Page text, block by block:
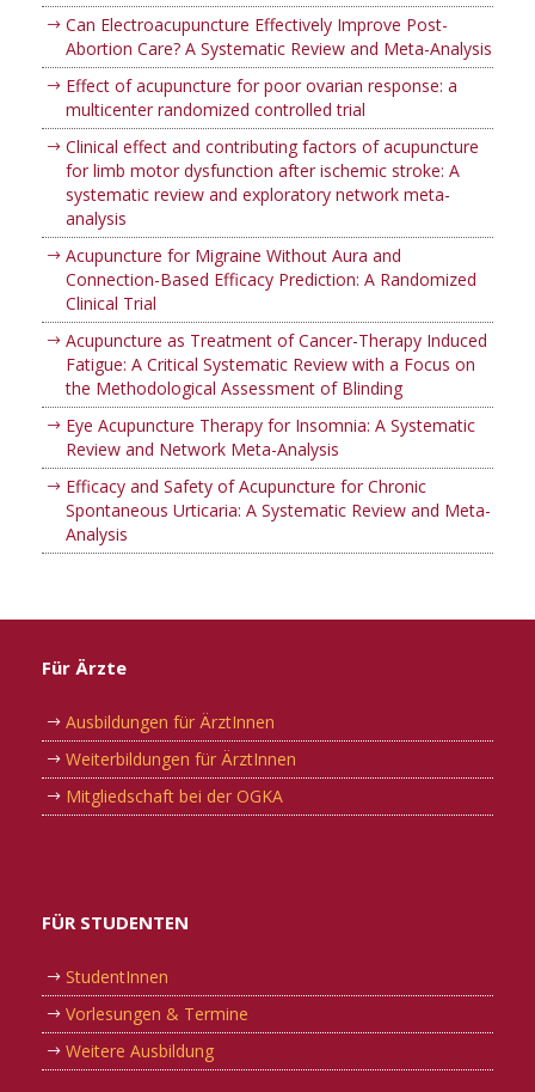
Can Electroacupuncture Effectively Improve Post-
Abortion Care? A Systematic Review and Meta-Analysis
Effect of acupuncture for poor ovarian response: a
multicenter randomized controlled trial
Clinical effect and contributing factors of acupuncture
for limb motor dysfunction after ischemic stroke: A
systematic review and exploratory network meta-
analysis
Acupuncture for Migraine Without Aura and
Connection-Based Efficacy Prediction: A Randomized
Clinical Trial
Acupuncture as Treatment of Cancer-Therapy Induced
Fatigue: A Critical Systematic Review with a Focus on
the Methodological Assessment of Blinding
Eye Acupuncture Therapy for Insomnia: A Systematic
Review and Network Meta-Analysis
Efficacy and Safety of Acupuncture for Chronic
Spontaneous Urticaria: A Systematic Review and Meta-
Analysis
Für Ärzte
Ausbildungen für ÄrztInnen
Weiterbildungen für ÄrztInnen
Mitgliedschaft bei der OGKA
FÜR STUDENTEN
StudentInnen
Vorlesungen & Termine
Weitere Ausbildung